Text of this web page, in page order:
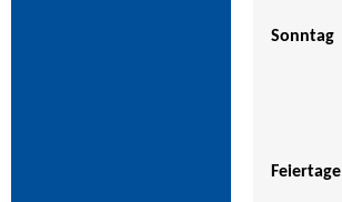
Sonntag
Feiertage